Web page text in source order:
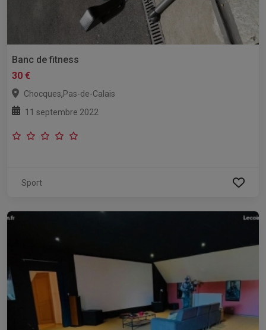
Banc de fitness
30 €
Chocques,Pas-de-Calais
11 septembre 2022
Sport